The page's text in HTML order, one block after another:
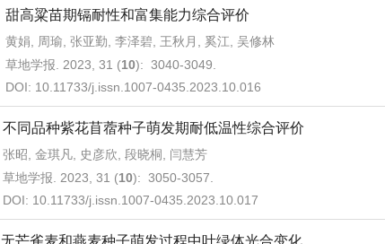
甜高粱苗期镉耐性和富集能力综合评价
黄娟, 周瑜, 张亚勤, 李泽碧, 王秋月, 奚江, 吴修林
草地学报. 2023, 31 (10): 3040-3049.
DOI: 10.11733/j.issn.1007-0435.2023.10.016
不同品种紫花苜蓿种子萌发期耐低温性综合评价
张昭, 金琪凡, 史彦欣, 段晓桐, 闫慧芳
草地学报. 2023, 31 (10): 3050-3057.
DOI: 10.11733/j.issn.1007-0435.2023.10.017
无芒雀麦和燕麦种子萌发过程中叶绿体光合变化